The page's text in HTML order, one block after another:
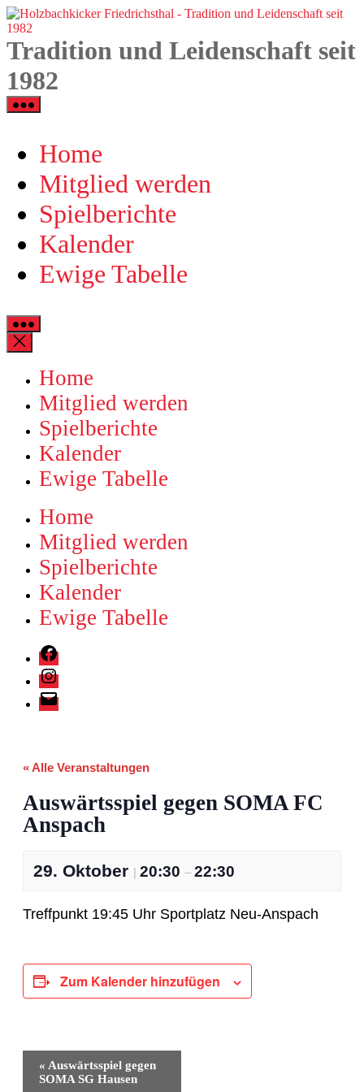
Zum
Inhalt
springen
Tradition und Leidenschaft seit
1982
Home
Mitglied werden
Spielberichte
Kalender
Ewige Tabelle
Home
Mitglied werden
Spielberichte
Kalender
Ewige Tabelle
Home
Mitglied werden
Spielberichte
Kalender
Ewige Tabelle
Holzbachkicker
Friedrichsthal
Facebook-
Gruppe
Instagram
E-
Mail
« Alle Veranstaltungen
Auswärtsspiel gegen SOMA FC
Anspach
29. Oktober | 20:30 – 22:30
Treffpunkt 19:45 Uhr Sportplatz Neu-Anspach
Zum Kalender hinzufügen
Veranstaltung-
Navigation
« Auswärtsspiel gegen
SOMA SG Hausen